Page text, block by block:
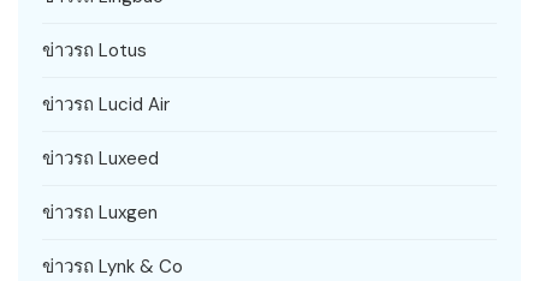
ข่าวรถ Lotus
ข่าวรถ Lucid Air
ข่าวรถ Luxeed
ข่าวรถ Luxgen
ข่าวรถ Lynk & Co